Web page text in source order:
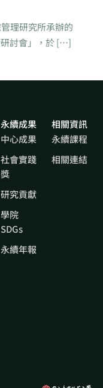
理研究所承辦的
研討會」，於 […]
永續成果
中心成果
社會實踐
獎
研究貢獻
學院
SDGs
永續年報
相關資訊
永續課程
相關連結